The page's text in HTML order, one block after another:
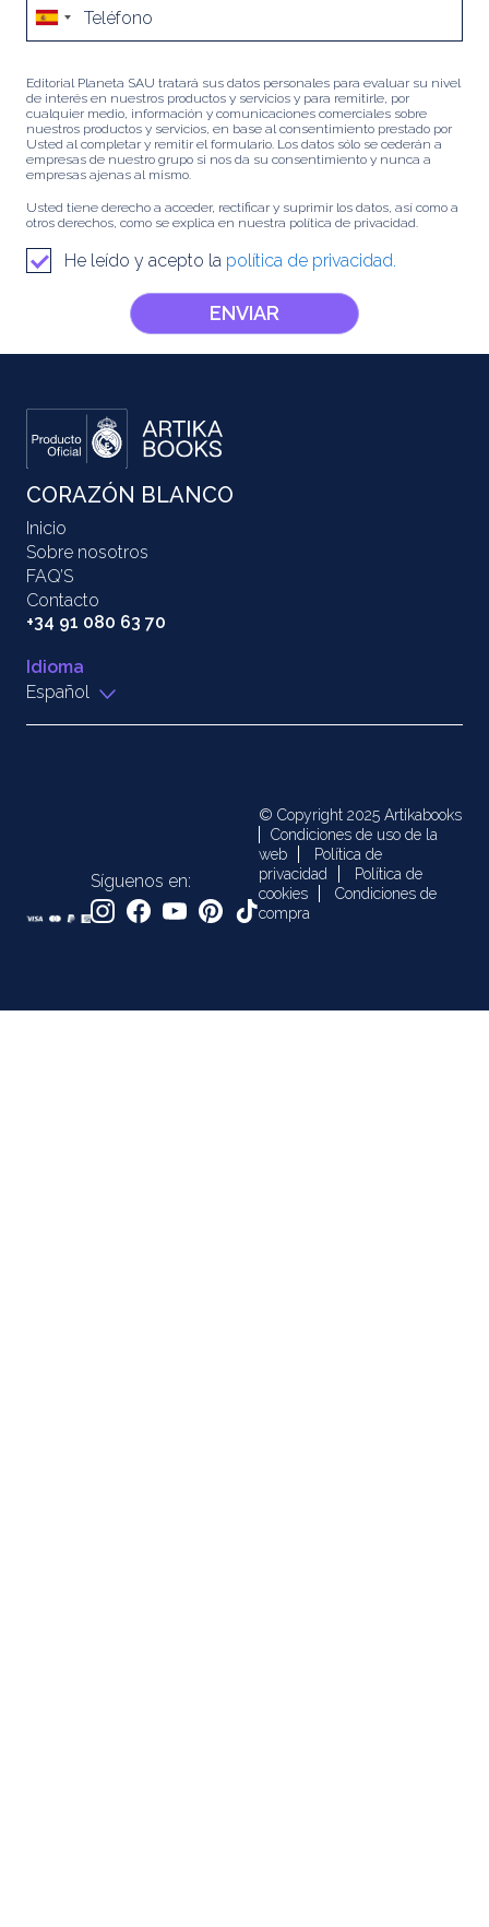
Editorial Planeta SAU tratará sus datos personales para evaluar su nivel
de interés en nuestros productos y servicios y para remitirle, por
cualquier medio, información y comunicaciones comerciales sobre
nuestros productos y servicios, en base al consentimiento prestado por
Usted al completar y remitir el formulario. Los datos sólo se cederán a
empresas de nuestro grupo si nos da su consentimiento y nunca a
empresas ajenas al mismo.
Usted tiene derecho a acceder, rectificar y suprimir los datos, así como a
otros derechos, como se explica en nuestra política de privacidad.
He leído y acepto la política de privacidad.
ENVIAR
CORAZÓN BLANCO
Inicio
Sobre nosotros
FAQ’S
Contacto
+34 91 080 63 70
Idioma
Español
Síguenos en:
© Copyright 2025 Artikabooks
Condiciones de uso de la
web
Política de
privacidad
Política de
cookies
Condiciones de
compra